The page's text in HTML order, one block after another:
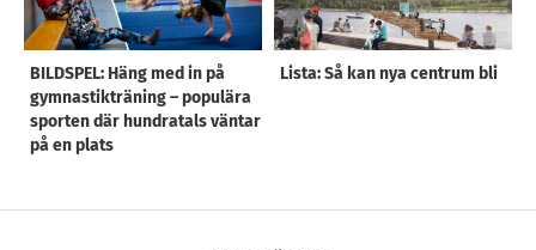
BILDSPEL: Häng med in på
gymnastikträning – populära
sporten där hundratals väntar
på en plats
Lista: Så kan nya centrum bli